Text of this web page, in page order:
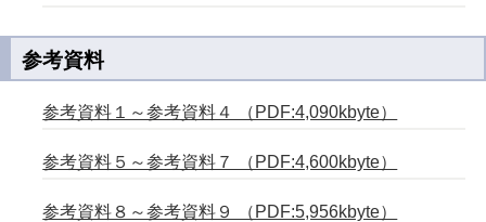
参考資料
参考資料１～参考資料４ （PDF:4,090kbyte）
参考資料５～参考資料７ （PDF:4,600kbyte）
参考資料８～参考資料９ （PDF:5,956kbyte）